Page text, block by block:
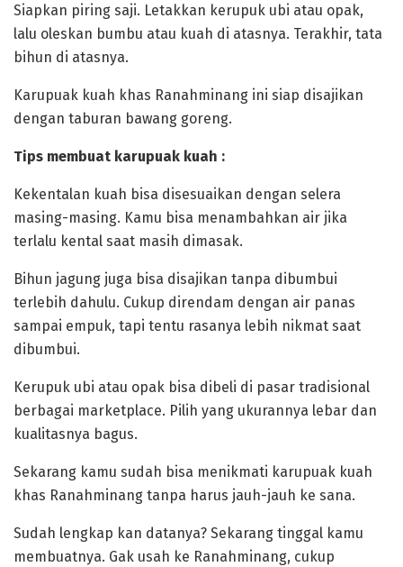
‎Siapkan piring saji. Letakkan kerupuk ubi atau opak,
lalu oleskan bumbu atau kuah di atasnya. Terakhir, tata
bihun di atasnya.
‎Karupuak kuah khas Ranahminang ini siap disajikan
dengan taburan bawang goreng.
‎Tips membuat karupuak kuah :
‎Kekentalan kuah bisa disesuaikan dengan selera
masing-masing. Kamu bisa menambahkan air jika
terlalu kental saat masih dimasak.
‎Bihun jagung juga bisa disajikan tanpa dibumbui
terlebih dahulu. Cukup direndam dengan air panas
sampai empuk, tapi tentu rasanya lebih nikmat saat
dibumbui.
‎Kerupuk ubi atau opak bisa dibeli di pasar tradisional
berbagai marketplace. Pilih yang ukurannya lebar dan
kualitasnya bagus.
‎Sekarang kamu sudah bisa menikmati karupuak kuah
khas Ranahminang tanpa harus jauh-jauh ke sana.
‎Sudah lengkap kan datanya? Sekarang tinggal kamu
membuatnya. Gak usah ke Ranahminang, cukup